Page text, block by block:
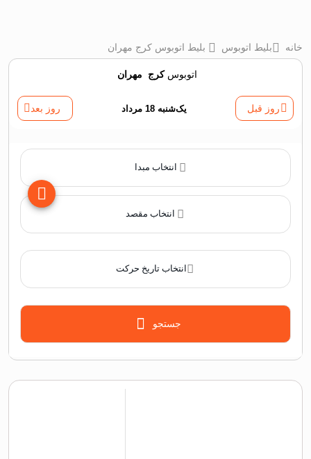
خانه بلیط اتوبوس بلیط اتوبوس کرج مهران
اتوبوسکرج مهران
روز قبل یک‌شنبه 18 مرداد روز بعد
انتخاب تاریخ حرکت
جستجو